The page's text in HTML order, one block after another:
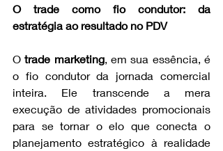
O trade como fio condutor: da
estratégia ao resultado no PDV
O trade marketing, em sua essência, é
o fio condutor da jornada comercial
inteira. Ele transcende a mera
execução de atividades promocionais
para se tornar o elo que conecta o
planejamento estratégico à realidade